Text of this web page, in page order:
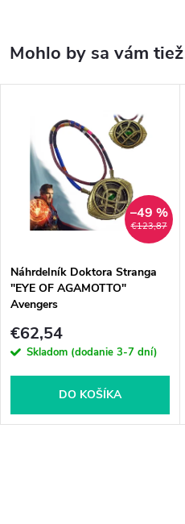
€123,87
–49 %
Náhrdelník Doktora Stranga
"EYE OF AGAMOTTO"
Avengers
€62,54
Skladom (dodanie 3-7 dní)
DO KOŠÍKA